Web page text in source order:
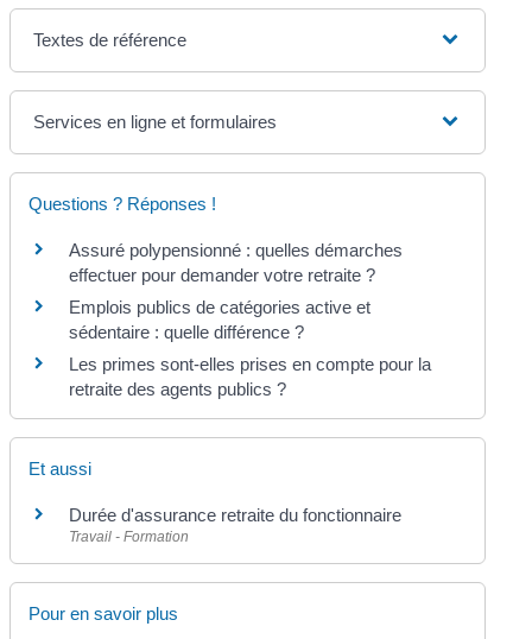
Textes de référence
Services en ligne et formulaires
Questions ? Réponses !
Assuré polypensionné : quelles démarches
effectuer pour demander votre retraite ?
Emplois publics de catégories active et
sédentaire : quelle différence ?
Les primes sont-elles prises en compte pour la
retraite des agents publics ?
Et aussi
Durée d'assurance retraite du fonctionnaire
Travail - Formation
Pour en savoir plus